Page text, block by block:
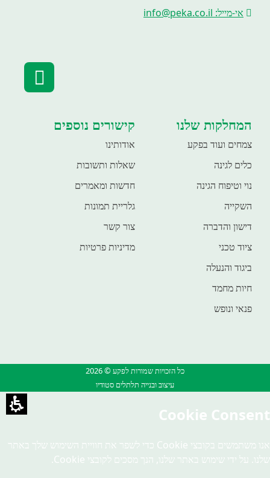
אי-מייל: info@peka.co.il
המחלקות שלנו
צמחים ועוד בפקע
כלים לגינה
נוי וטיפוח הגינה
השקייה
דישון והדברה
ציוד טכני
ביגוד והנעלה
חיות מחמד
פנאי ונופש
קישורים נוספים
אודותינו
שאלות ותשובות
חדשות ומאמרים
גלריית תמונות
צור קשר
מדיניות פרטיות
כל הזכויות שמורות לפקע © 2026
עיצוב ובנייה תלתלים סטודיו